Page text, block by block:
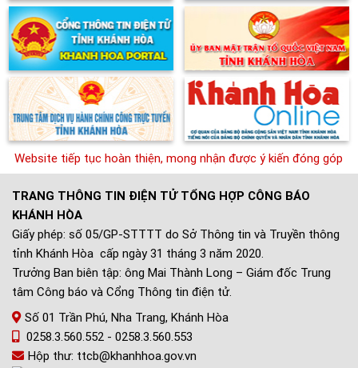
tiếp tục hoàn thiện, mong nhận được ý kiến đóng góp để
TRANG THÔNG TIN ĐIỆN TỬ TỔNG HỢP CÔNG BÁO
KHÁNH HÒA
Giấy phép: số 05/GP-STTTT do Sở Thông tin và Truyền thông
tỉnh Khánh Hòa cấp ngày 31 tháng 3 năm 2020.
Trưởng Ban biên tập: ông Mai Thành Long – Giám đốc Trung
tâm Công báo và Cổng Thông tin điện tử.
Số 01 Trần Phú, Nha Trang, Khánh Hòa
0258.3.560.552 - 0258.3.560.553
Hộp thư: ttcb@khanhhoa.gov.vn